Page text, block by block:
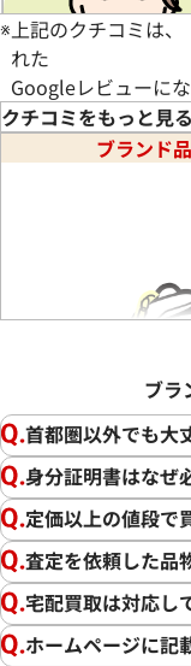
5
※上記のクチコミは
れた
Googleレビューにな
クチコミをもっと見る
ブランド
ブラ
首都圏以外でも大
身分証明書はなぜ
定価以上の値段で
査定を依頼した品
宅配買取は対応し
ホームページに記